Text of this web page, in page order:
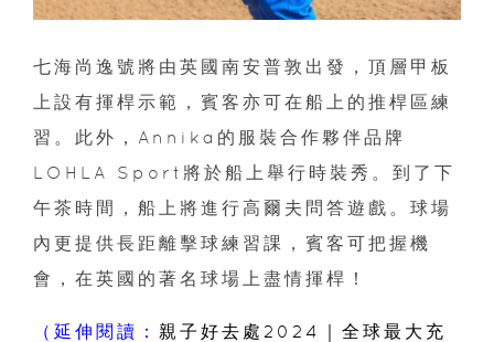
七海尚逸號將由英國南安普敦出發，頂層甲板
上設有揮桿示範，賓客亦可在船上的推桿區練
習。此外，Annika的服裝合作夥伴品牌
LOHLA Sport將於船上舉行時裝秀。到了下
午茶時間，船上將進行高爾夫問答遊戲。球場
內更提供長距離擊球練習課，賓客可把握機
會，在英國的著名球場上盡情揮桿！
（延伸閱讀： 親子好去處2024｜全球最大充